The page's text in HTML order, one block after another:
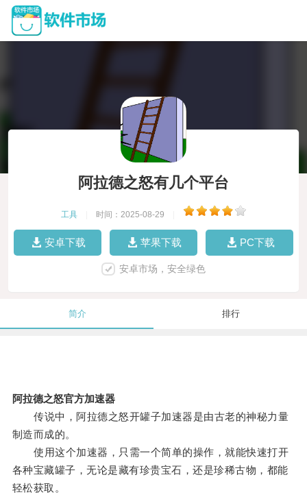
阿拉德之怒有几个平台
工具 时间：2025-08-29
安卓下载 苹果下载 PC下载
安卓市场，安全绿色
简介 排行
阿拉德之怒官方加速器
传说中，阿拉德之怒开罐子加速器是由古老的神秘力量
制造而成的。
使用这个加速器，只需一个简单的操作，就能快速打开
各种宝藏罐子，无论是藏有珍贵宝石，还是珍稀古物，都能
轻松获取。